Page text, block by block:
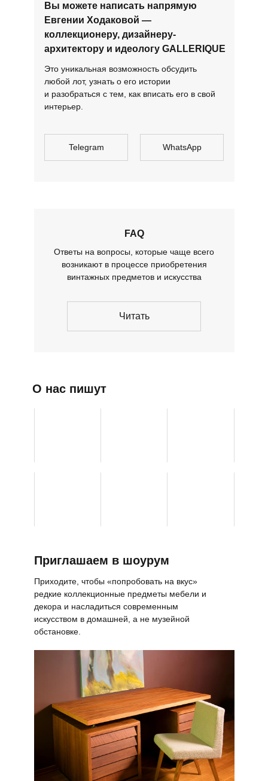
Telegram WhatsApp
Это уникальная возможность обсудить
любой лот, узнать о его истории
и разобраться с тем, как вписать его в свой
интерьер.
FAQ
Ответы на вопросы, которые чаще всего
возникают в процессе приобретения
винтажных предметов и искусства
Вы можете написать напрямую
Евгении Ходаковой —
коллекционеру, дизайнеру-
архитектору и идеологу GALLERIQUE
Приглашаем в шоурум
Читать
О нас пишут
Приходите, чтобы «попробовать на вкус»
редкие коллекционные предметы мебели и
декора и насладиться современным
искусством в домашней, а не музейной
обстановке.